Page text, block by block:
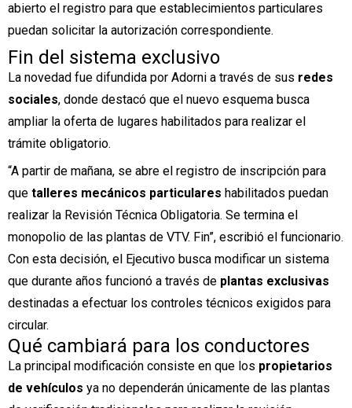
abierto el registro para que establecimientos particulares
puedan solicitar la autorización correspondiente.
Fin del sistema exclusivo
La novedad fue difundida por Adorni a través de sus redes
sociales, donde destacó que el nuevo esquema busca
ampliar la oferta de lugares habilitados para realizar el
trámite obligatorio.
“A partir de mañana, se abre el registro de inscripción para
que talleres mecánicos particulares habilitados puedan
realizar la Revisión Técnica Obligatoria. Se termina el
monopolio de las plantas de VTV. Fin”, escribió el funcionario.
Con esta decisión, el Ejecutivo busca modificar un sistema
que durante años funcionó a través de plantas exclusivas
destinadas a efectuar los controles técnicos exigidos para
circular.
Qué cambiará para los conductores
La principal modificación consiste en que los propietarios
de vehículos ya no dependerán únicamente de las plantas